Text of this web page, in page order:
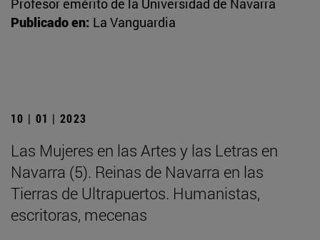
Profesor emérito de la Universidad de Navarra
Publicado en: La Vanguardia
10 | 01 | 2023
Las Mujeres en las Artes y las Letras en
Navarra (5). Reinas de Navarra en las
Tierras de Ultrapuertos. Humanistas,
escritoras, mecenas